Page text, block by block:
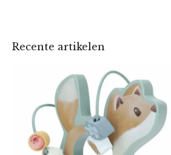
Recente artikelen